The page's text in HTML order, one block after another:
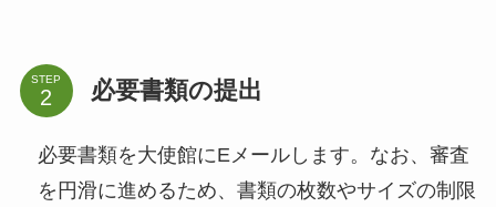
STEP 必要書類の提出
必要書類を大使館にEメールします。なお、審査
を円滑に進めるため、書類の枚数やサイズの制限